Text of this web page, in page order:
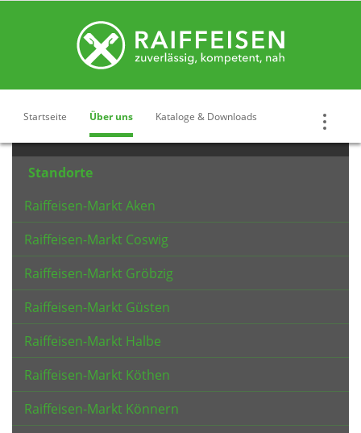
Startseite Über uns Kataloge & Downloads
Standorte
Raiffeisen-Markt Aken
Raiffeisen-Markt Coswig
Raiffeisen-Markt Gröbzig
Raiffeisen-Markt Güsten
Raiffeisen-Markt Halbe
Raiffeisen-Markt Köthen
Raiffeisen-Markt Könnern